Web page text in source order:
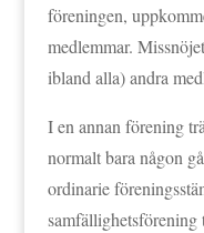
föreningen,
medlemmar.
ibland alla) andra
I en annan förening
normalt bara någon
ordinarie
samfällighetsförening